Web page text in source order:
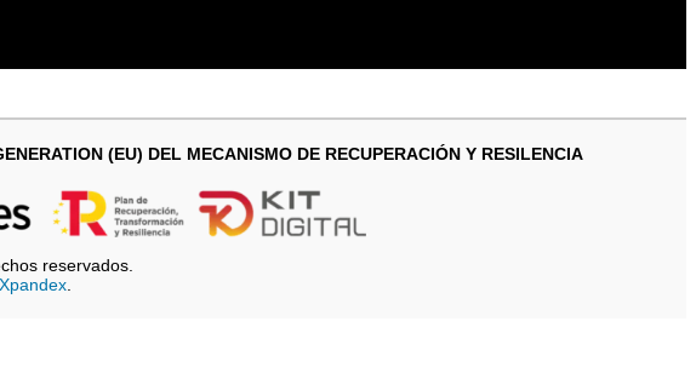
(EU) DEL MECANISMO DE RECUPERACIÓN Y RESILENCIA
reservados.
Xpandex